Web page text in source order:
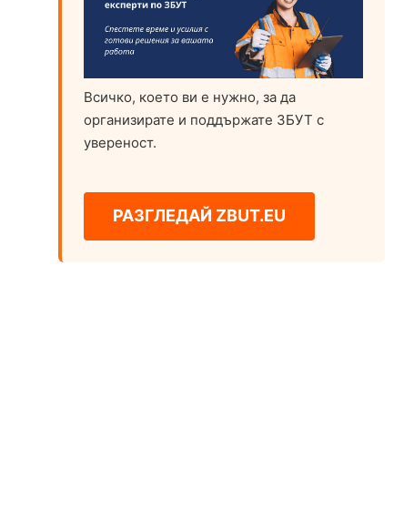
Всичко, което ви е нужно, за да
организирате и поддържате ЗБУТ с
увереност.
РАЗГЛЕДАЙ ZBUT.EU